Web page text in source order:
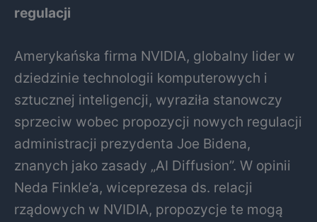
regulacji
Amerykańska firma NVIDIA, globalny lider w
dziedzinie technologii komputerowych i
sztucznej inteligencji, wyraziła stanowczy
sprzeciw wobec propozycji nowych regulacji
administracji prezydenta Joe Bidena,
znanych jako zasady „AI Diffusion”. W opinii
Neda Finkle’a, wiceprezesa ds. relacji
rządowych w NVIDIA, propozycje te mogą